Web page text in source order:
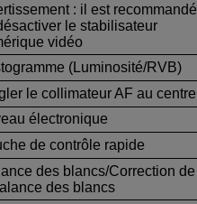
: il est recommandé
le stabilisateur
vidéo
(Luminosité/RVB)
le collimateur AF au centre
électronique
de contrôle rapide
des blancs/Correction de
des blancs